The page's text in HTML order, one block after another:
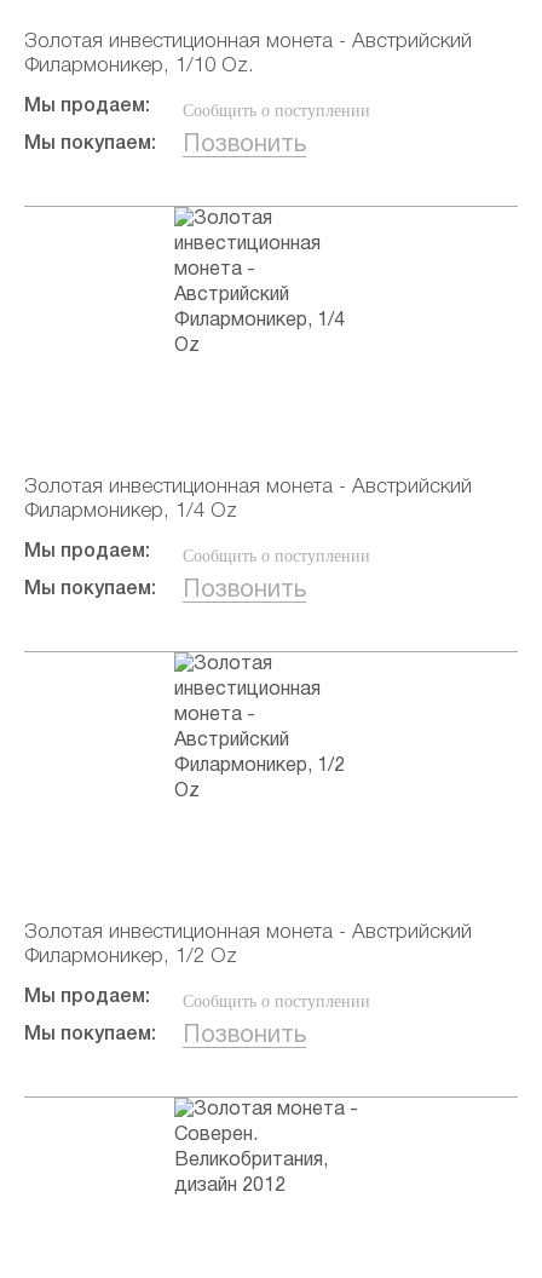
Золотая инвестиционная монета - Австрийский
Филармоникер, 1/10 Oz.
Мы продаем: Сообщить о поступлении
Мы покупаем: Позвонить
Золотая инвестиционная монета - Австрийский
Филармоникер, 1/4 Oz
Мы продаем: Сообщить о поступлении
Мы покупаем: Позвонить
Золотая инвестиционная монета - Австрийский
Филармоникер, 1/2 Oz
Мы продаем: Сообщить о поступлении
Мы покупаем: Позвонить